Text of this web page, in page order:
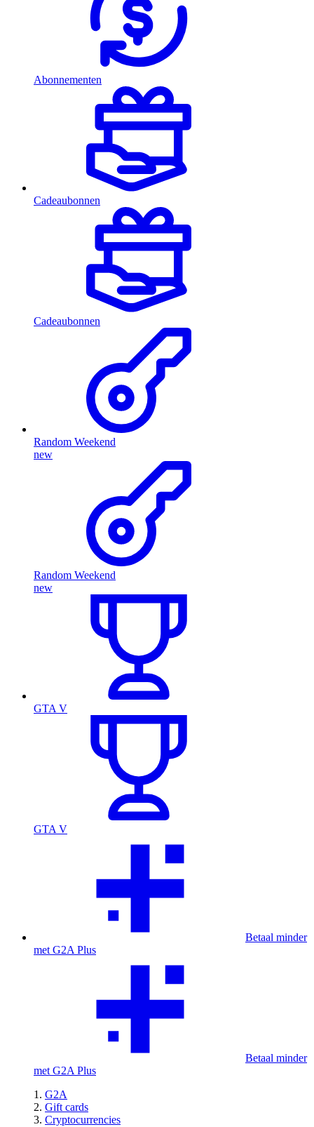
Abonnementen
Cadeaubonnen
Cadeaubonnen
Random Weekend
new
Random Weekend
new
GTA V
GTA V
Betaal minder
met G2A Plus
Betaal minder
met G2A Plus
G2A
Gift cards
Cryptocurrencies